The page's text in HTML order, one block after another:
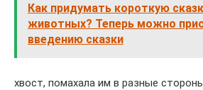
Как придумать короткую
животных? Теперь можно
введению сказки
хвост, помахала им в разные